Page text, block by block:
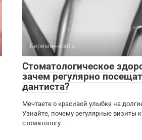
Беременность
Стоматологическое
зачем регулярно
дантиста?
Мечтаете о красивой улыбке на
Узнайте, почему регулярные визиты к
стоматологу –